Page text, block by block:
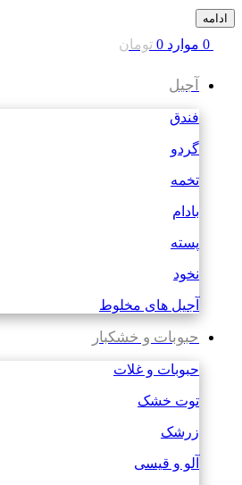
ادامه
0 موارد 0 تومان
آجیل
فندق
گردو
تخمه
بادام
پسته
نخود
آجیل های مخلوط
حبوبات و خشکبار
حبوبات و غلات
توت خشک
زرشک
آلو و قیسی